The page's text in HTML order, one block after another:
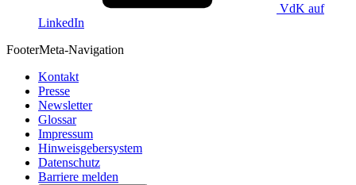
VdK auf
LinkedIn
FooterMeta-Navigation
Kontakt
Presse
Newsletter
Glossar
Impressum
Hinweisgebersystem
Datenschutz
Barriere melden